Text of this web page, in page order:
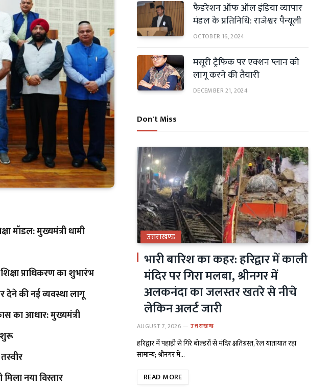
मॉडल: मुख्यमंत्री धामी
प्राधिकरण का शुभारंभ
की नई व्यवस्था लागू
का आधार: मुख्यमंत्री
शुरू
नया विस्तार
फैडरेशन ऑफ ऑल इंडिया व्यापार
मंडल के प्रतिनिधि: राजेश्वर पैन्यूली
OCTOBER 16, 2024
मसूरी ट्रैफिक पर एक्शन प्लान को
लागू करने की तैयारी
DECEMBER 21, 2024
Don't Miss
उत्तराखण्ड
भारी बारिश का कहर: हरिद्वार में काली
मंदिर पर गिरा मलबा, श्रीनगर में
अलकनंदा का जलस्तर खतरे से नीचे
लेकिन अलर्ट जारी
AUGUST 7, 2026 उत्तराखण्ड
हरिद्वार में पहाड़ी से गिरे बोल्डरों से मंदिर क्षतिग्रस्त, रेल यातायात रहा
सामान्य; श्रीनगर में…
READ MORE